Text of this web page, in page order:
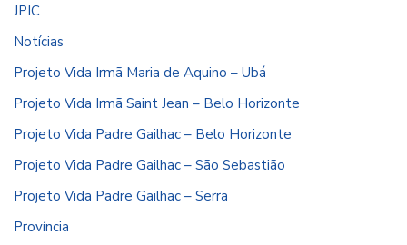
JPIC
Notícias
Projeto Vida Irmã Maria de Aquino – Ubá
Projeto Vida Irmã Saint Jean – Belo Horizonte
Projeto Vida Padre Gailhac – Belo Horizonte
Projeto Vida Padre Gailhac – São Sebastião
Projeto Vida Padre Gailhac – Serra
Província